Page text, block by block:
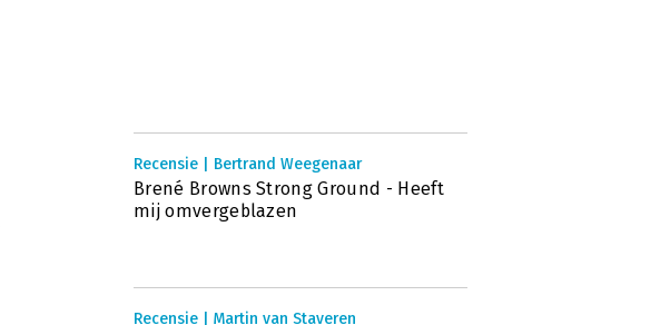
Recensie | Bertrand Weegenaar
Brené Browns Strong Ground - Heeft
mij omvergeblazen
Recensie | Martin van Staveren